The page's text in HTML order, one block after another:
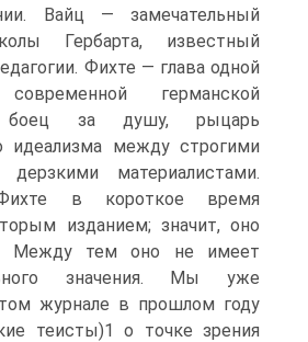
Вайц — замечательный
Гербарта, известный
Фихте — глава одной
германской
боец за душу, рыцарь
идеализма между строгими
материалистами.
в короткое время
изданием; значит, оно
Между тем оно не имеет
значения. Мы уже
журнале в прошлом году
теисты)1 о точке зрения